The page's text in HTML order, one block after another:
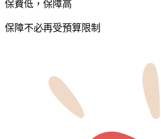
保費低，保障高
保障不必再受預算限制